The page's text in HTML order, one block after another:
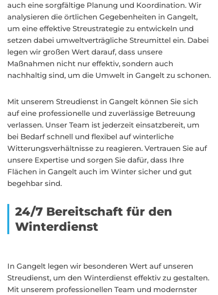
auch eine sorgfältige Planung und Koordination. Wir
analysieren die örtlichen Gegebenheiten in Gangelt,
um eine effektive Streustrategie zu entwickeln und
setzen dabei umweltverträgliche Streumittel ein. Dabei
legen wir großen Wert darauf, dass unsere
Maßnahmen nicht nur effektiv, sondern auch
nachhaltig sind, um die Umwelt in Gangelt zu schonen.
Mit unserem Streudienst in Gangelt können Sie sich
auf eine professionelle und zuverlässige Betreuung
verlassen. Unser Team ist jederzeit einsatzbereit, um
bei Bedarf schnell und flexibel auf winterliche
Witterungsverhältnisse zu reagieren. Vertrauen Sie auf
unsere Expertise und sorgen Sie dafür, dass Ihre
Flächen in Gangelt auch im Winter sicher und gut
begehbar sind.
24/7 Bereitschaft für den
Winterdienst
In Gangelt legen wir besonderen Wert auf unseren
Streudienst, um den Winterdienst effektiv zu gestalten.
Mit unserem professionellen Team und modernster